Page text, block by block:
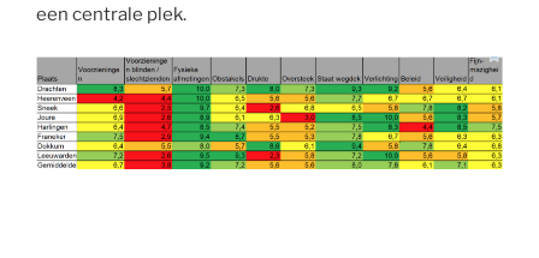
een centrale plek.